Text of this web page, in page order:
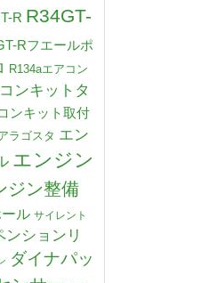
R R34GT-
Rフエールポ
R134aエアコン
ンキットタ
ンキット取付
ラゴスタ エン
エンジン
ジン整備
ル サイレント
ンションリ
ダイナパッ